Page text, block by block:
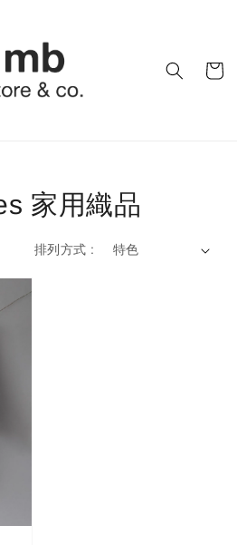
家用織品
排列方式 :